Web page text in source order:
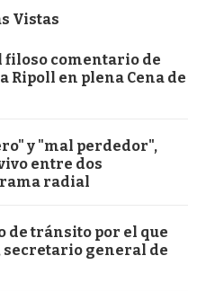
Vistas
filoso comentario de
Ripoll en plena Cena de
y "mal perdedor",
entre dos
radial
de tránsito por el que
secretario general de